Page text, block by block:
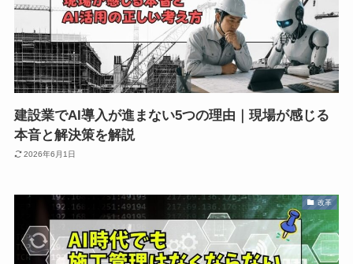
建設業でAI導入が進まない5つの理由｜現場が感じる
本音と解決策を解説
2026年6月1日
改革